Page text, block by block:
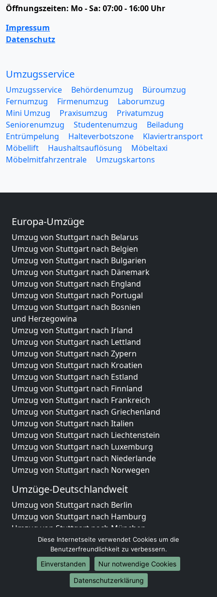
Öffnungszeiten: Mo - Sa: 07:00 - 16:00 Uhr
Impressum
Datenschutz
Umzugsservice
Umzugsservice Behördenumzug
Büroumzug
Fernumzug
Firmenumzug
Laborumzug
Mini Umzug
Praxisumzug
Privatumzug
Seniorenumzug
Studentenumzug
Beiladung
Entrümpelung
Halteverbotszone
Klaviertransport
Möbellift
Haushaltsauflösung
Möbeltaxi
Möbelmitfahrzentrale
Umzugskartons
Europa-Umzüge
Umzug von Stuttgart nach Belarus
Umzug von Stuttgart nach Belgien
Umzug von Stuttgart nach Bulgarien
Umzug von Stuttgart nach Dänemark
Umzug von Stuttgart nach England
Umzug von Stuttgart nach Portugal
Umzug von Stuttgart nach Bosnien
und Herzegowina
Umzug von Stuttgart nach Irland
Umzug von Stuttgart nach Lettland
Umzug von Stuttgart nach Zypern
Umzug von Stuttgart nach Kroatien
Umzug von Stuttgart nach Estland
Umzug von Stuttgart nach Finnland
Umzug von Stuttgart nach Frankreich
Umzug von Stuttgart nach Griechenland
Umzug von Stuttgart nach Italien
Umzug von Stuttgart nach Liechtenstein
Umzug von Stuttgart nach Luxemburg
Umzug von Stuttgart nach Niederlande
Umzug von Stuttgart nach Norwegen
Umzüge-Deutschlandweit
Umzug von Stuttgart nach Berlin
Umzug von Stuttgart nach Hamburg
Umzug von Stuttgart nach München
Umzug von Stuttgart nach Köln
Umzug von Stuttgart nach Frankfurt am Main
Umzug von Stuttgart nach Stuttgart
Umzug von Stuttgart nach Düsseldorf
Umzug von Stuttgart nach Leipzig
Diese Internetseite verwendet Cookies um die
Benutzerfreundlichkeit zu verbessern.
Einverstanden
Nur notwendige Cookies
Datenschutzerklärung